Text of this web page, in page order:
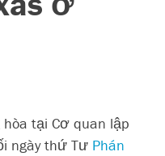
hòa tại Cơ quan lập
ngày thứ Tư Phán